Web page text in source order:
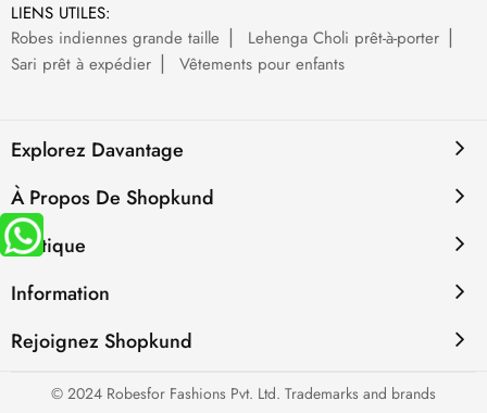
LIENS UTILES:
Robes indiennes grande taille
Lehenga Choli prêt-à-porter
Sari prêt à expédier
Vêtements pour enfants
Explorez Davantage
À Propos De Shopkund
Politique
Information
Rejoignez Shopkund
© 2024 Robesfor Fashions Pvt. Ltd. Trademarks and brands